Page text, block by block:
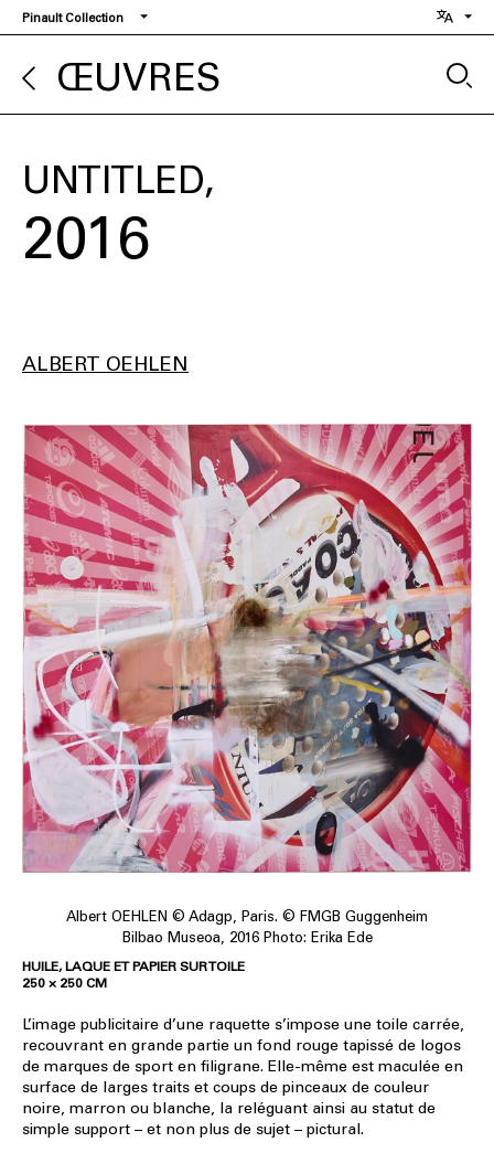
Aller
au
contenu
principal
Pinault Collection
ŒUVRES
UNTITLED
2016
ALBERT OEHLEN
Albert OEHLEN © Adagp, Paris. © FMGB Guggenheim
Bilbao Museoa, 2016 Photo: Erika Ede
HUILE, LAQUE ET PAPIER SUR TOILE
250 × 250 CM
L’image publicitaire d’une raquette s’impose une toile carrée,
recouvrant en grande partie un fond rouge tapissé de logos
de marques de sport en filigrane. Elle-même est maculée en
surface de larges traits et coups de pinceaux de couleur
noire, marron ou blanche, la reléguant ainsi au statut de
simple support – et non plus de sujet – pictural.